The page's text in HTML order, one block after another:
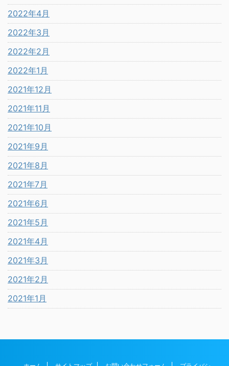
2022年4月
2022年3月
2022年2月
2022年1月
2021年12月
2021年11月
2021年10月
2021年9月
2021年8月
2021年7月
2021年6月
2021年5月
2021年4月
2021年3月
2021年2月
2021年1月